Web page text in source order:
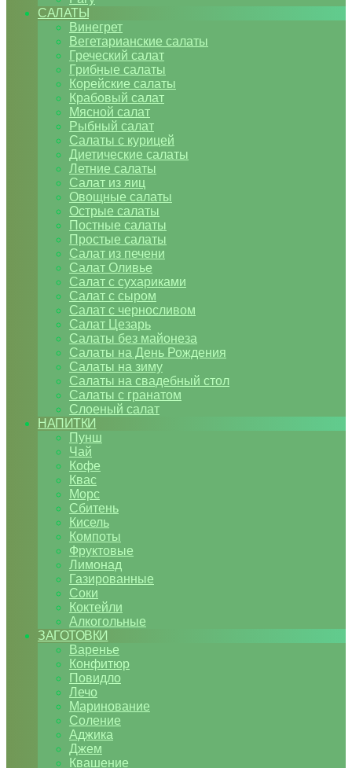
САЛАТЫ
Винегрет
Вегетарианские салаты
Греческий салат
Грибные салаты
Корейские салаты
Крабовый салат
Мясной салат
Рыбный салат
Салаты с курицей
Диетические салаты
Летние салаты
Салат из яиц
Овощные салаты
Острые салаты
Постные салаты
Простые салаты
Салат из печени
Салат Оливье
Салат с сухариками
Салат с сыром
Салат с черносливом
Салат Цезарь
Салаты без майонеза
Салаты на День Рождения
Салаты на зиму
Салаты на свадебный стол
Салаты с гранатом
Слоеный салат
НАПИТКИ
Пунш
Чай
Кофе
Квас
Морс
Сбитень
Кисель
Компоты
Фруктовые
Лимонад
Газированные
Соки
Коктейли
Алкогольные
ЗАГОТОВКИ
Варенье
Конфитюр
Повидло
Лечо
Маринование
Соление
Аджика
Джем
Квашение